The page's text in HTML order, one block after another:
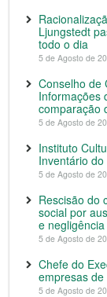
Ljungstedt
todo o dia
5 de Agosto de
Conselho de
Informações
comparação
5 de Agosto de
Instituto
Inventário
5 de Agosto de
Rescisão do
social por
e
5 de Agosto de
Chefe do
empresas
5 de Agosto de